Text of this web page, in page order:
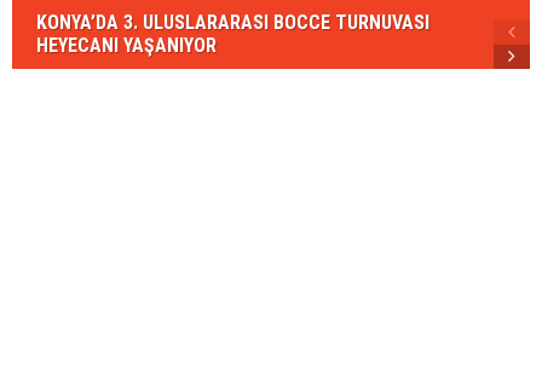
KONYA’DA 3. ULUSLARARASI BOCCE TURNUVASI
HEYECANI YAŞANIYOR